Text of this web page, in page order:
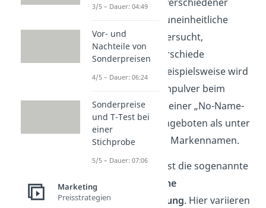
Nachfragetypen uneinheitliche
Preise vor. Man versucht,
Produktionsunterschiede
vorzutäuschen. Beispielsweise wird
das gleiche Waschpulver beim
Discounter unter einer „No-Name-
Marke“ billiger angeboten als unter
einem bekannten Markennamen.
Eine weitere Art ist die sogenannte
leistungsbezogene
Preisdifferenzierung. Hier variieren
3/5 – Dauer: 04:49
Vor- und
Nachteile von
Sonderpreisen
4/5 – Dauer: 06:24
Sonderpreise
und T-Test bei
einer
Stichprobe
5/5 – Dauer: 07:06
Marketing
Preisstrategien